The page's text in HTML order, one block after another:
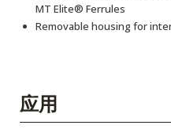
MT Elite® Ferrules
Removable housing for
应用